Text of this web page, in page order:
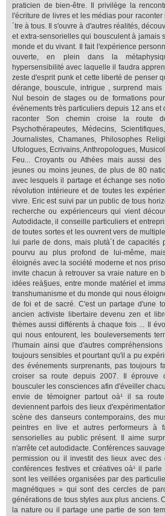
praticien de bien-être. Il privilège la
l'écriture de livres et les médias pour
´tre à tous. Il s'ouvre à d'autres réalités,
et extra-sensorielles qui bousculent à jamais
monde et du vivant. Il fait l'expérience
ouverte, en plein dans la
hypersensibilité avec laquelle il faudra
zeste d'esprit punk et cette liberté de penser
dérange, bouscule, intrigue , surprend mais
Nul besoin de stages ou de formations
événements très particuliers depuis 12 ans
raconter Son chemin croise la route de
Psychothérapeutes, Médecins,
Journalistes, Chamanes, Philosophes
Ufologues, Ecrivains, Anthropologues,
Feu... Croyants ou Athées mais aussi des
jeunes ou moins jeunes, de plus de 80
avec lesquels il partage et échange ses
révolution intérieure et de toutes les
vivre. Eric est suivi par un public de tous
recherche ou expérienceurs qui vient
Autodidacte, il conseille particuliers et
de toutes sortes et les ouvrent vers de
lui parle de dons, mais plutà´t de capacités
pourvu au plus profond de lui-même,
éloignés avec la société moderne et nos
invite chacun à retrouver sa vraie nature en
idées reà§ues, entre monde matériel et
transhumanisme et du monde qui nous
de foi et de sacré. C'est un partage d'une
ancien activiste libertaire devenu zen et
thèmes aussi différents à chaque fois ... Il
qui nous entourent, les bouleversements
l'humain ainsi que d'autres
toujours sensibles et pourtant qu'il a pu
des événements surprenants, pas toujours
croiser sa route depuis 2007. Il
bousculer les consciences afin d'éveiller
envie de témoigner partout oà¹ il sa
deviennent parfois des lieux
scène des danseurs contemporains, des
peintres en live et autres performeurs à
sensorielles au public présent. Il aime
n'arrête cet autodidacte. Conférences
permission ou il investit des lieux avec des
conférences festives et créatives oà¹ il
sont les veillées organisées par des
magnétiques » qui sont des cercles de
générations de tous styles aux plus anciens.
la nature ou il partage une partie de son